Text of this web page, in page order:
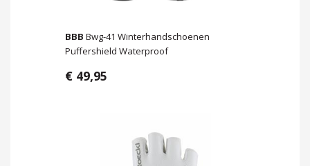
BBB Bwg-41 Winterhandschoenen
Puffershield Waterproof
€ 49,95